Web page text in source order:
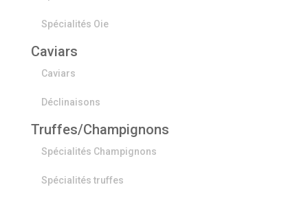
Spécialités Oie
Caviars
Caviars
Déclinaisons
Truffes/Champignons
Spécialités Champignons
Spécialités truffes